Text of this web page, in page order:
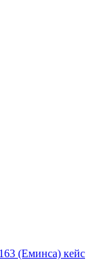
(Еминса) кейс